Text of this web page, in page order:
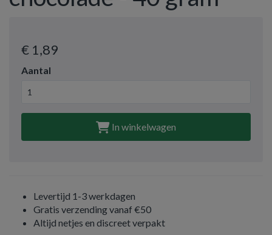
€ 1,89
Aantal
In winkelwagen
Levertijd 1-3 werkdagen
Gratis verzending vanaf €50
Altijd netjes en discreet verpakt